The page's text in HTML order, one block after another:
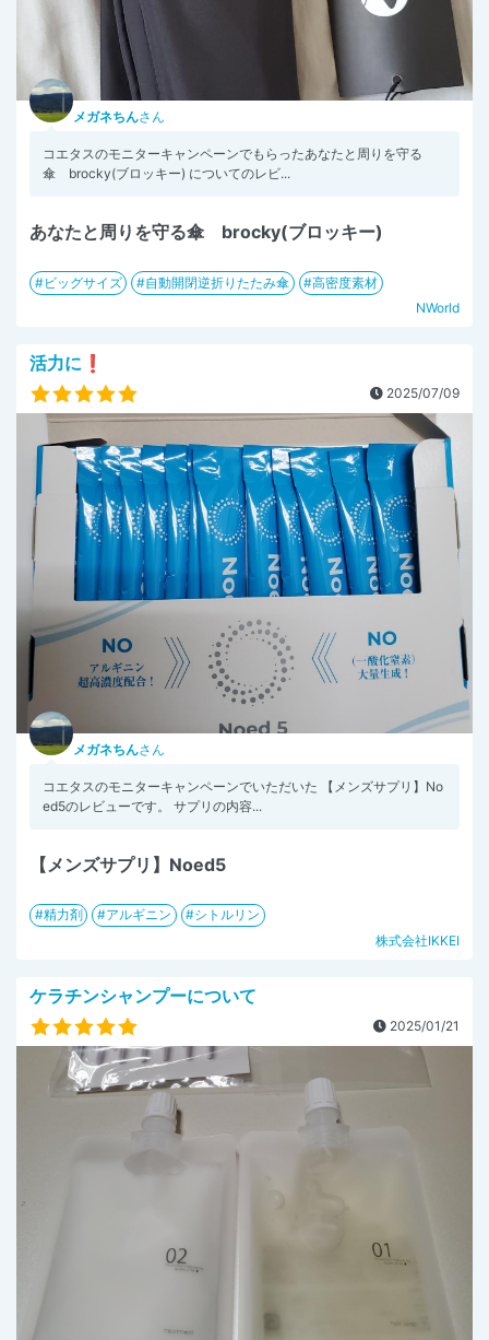
メガネちんさん
コエタスのモニターキャンペーンでもらったあなたと周りを守る
傘 brocky(ブロッキー) についてのレビ...
あなたと周りを守る傘 brocky(ブロッキー)
ビッグサイズ 自動開閉逆折りたたみ傘
高密度素材
NWorld
活力に❗
2025/07/09
メガネちんさん
コエタスのモニターキャンペーンでいただいた 【メンズサプリ】No
ed5のレビューです。 サプリの内容...
【メンズサプリ】Noed5
精力剤 アルギニン
シトルリン
株式会社IKKEI
ケラチンシャンプーについて
2025/01/21